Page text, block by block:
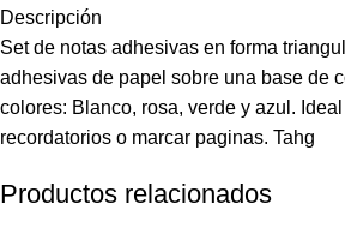
Descripción
Set de notas adhesivas en forma
adhesivas de papel sobre una base de
colores: Blanco, rosa, verde y azul.
recordatorios o marcar paginas. Tahg
Productos relacionados